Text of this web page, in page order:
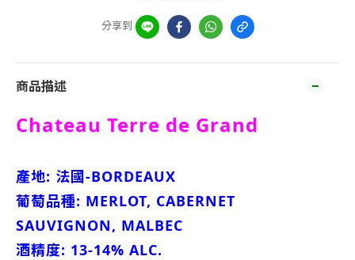
分享到
商品描述
Chateau Terre de Grand
產地: 法國-BORDEAUX
葡萄品種: MERLOT, CABERNET
SAUVIGNON, MALBEC
酒精度: 13-14% ALC.